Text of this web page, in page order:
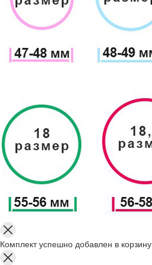
Комплект успешно добавлен в корзину